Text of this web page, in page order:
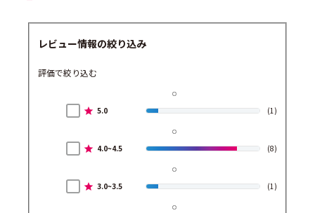
レビュー情報の絞り込み
評価で絞り込む
5.0 (1)
4.0~4.5 (8)
3.0~3.5 (1)